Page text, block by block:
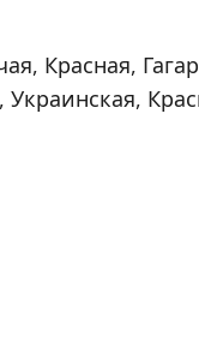
Красная,